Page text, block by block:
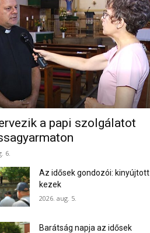
a papi szolgálatot
6.
Az idősek gondozói: kinyújtott
kezek
2026. aug. 5.
Barátság napja az idősek